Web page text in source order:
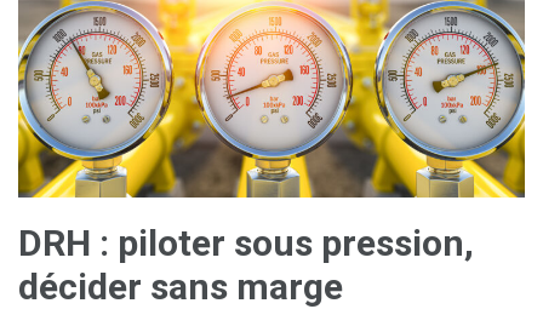
DRH : piloter sous pression,
décider sans marge